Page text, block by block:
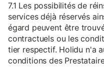
7.1 Les possibilités de
services déjà réservés
égard peuvent être
contractuels ou les
tier respectif. Holidu n'a
conditions des